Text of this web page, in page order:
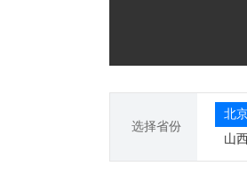
选择省份
北
山